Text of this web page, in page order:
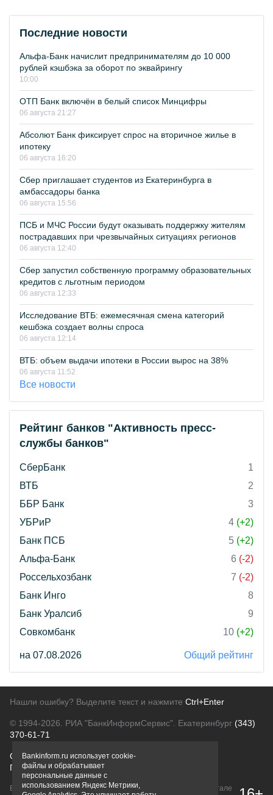
Последние новости
Альфа-Банк начислит предпринимателям до 10 000
рублей кэшбэка за оборот по эквайрингу
10:00
ОТП Банк включён в белый список Минцифры
06 августа 21:27
Абсолют Банк фиксирует спрос на вторичное жилье в
ипотеку
06 августа 16:20
Сбер приглашает студентов из Екатеринбурга в
амбассадоры банка
06 августа 15:56
ПСБ и МЧС России будут оказывать поддержку жителям
пострадавших при чрезвычайных ситуациях регионов
06 августа 12:40
Сбер запустил собственную программу образовательных
кредитов с льготным периодом
06 августа 12:33
Исследование ВТБ: ежемесячная смена категорий
кешбэка создает волны спроса
06 августа 12:14
ВТБ: объем выдачи ипотеки в России вырос на 38%
06 августа 11:52
Все новости
Рейтинг банков "Активность пресс-
службы банков"
СберБанк
1
ВТБ
2
ББР Банк
3
УБРиР
4 (+2)
Банк ПСБ
5 (+2)
Альфа-Банк
6 (-2)
Россельхозбанк
7 (-2)
Банк Инго
8
Банк Уралсиб
9
Совкомбанк
10 (+2)
на 07.08.2026 Общий рейтинг
Нашли ошибку? Выделите текст и нажмите Ctrl+Enter
© 1994-2026. РИА "БанкИнформСервис". Екатеринбург (343)
370-61-71
О проектеПолитика конфиденциальности
Правовая информацияДля рекламодателей
Вся информация о продуктах банков, размещенная на портале
Bankinform.ru использует cookie-
файлы и обрабатывает
персональные данные с
использованием Яндекс Метрики,